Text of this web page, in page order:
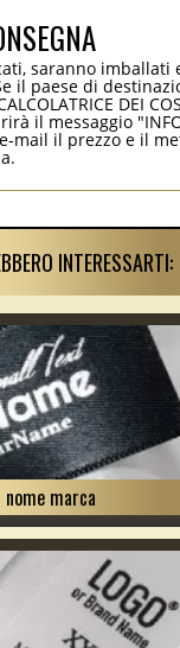
saranno imballati
il paese di
DEI
il messaggio
mail il prezzo e il
INTERESSARTI:
marca